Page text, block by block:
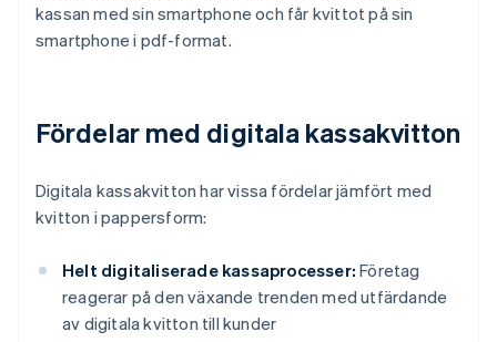
kassan med sin smartphone och får kvittot på sin
smartphone i pdf-format.
Fördelar med digitala kassakvitton
Digitala kassakvitton har vissa fördelar jämfört med
kvitton i pappersform:
Helt digitaliserade kassaprocesser: Företag
reagerar på den växande trenden med utfärdande
av digitala kvitton till kunder